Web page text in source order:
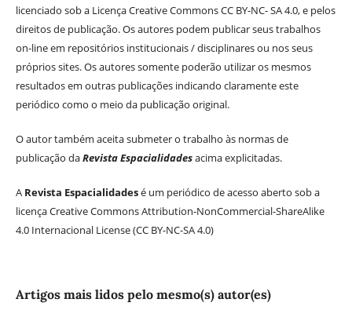
licenciado sob a Licença Creative Commons CC BY-NC- SA 4.0, e pelos
direitos de publicação. Os autores podem publicar seus trabalhos
on-line em repositórios institucionais / disciplinares ou nos seus
próprios sites. Os autores somente poderão utilizar os mesmos
resultados em outras publicações indicando claramente este
periódico como o meio da publicação original.
O autor também aceita submeter o trabalho às normas de
publicação daRevista Espacialidadesacima explicitadas.
A Revista Espacialidadesé um periódico de acesso aberto sob a
licença Creative Commons Attribution-NonCommercial-ShareAlike
4.0 Internacional License (CC BY-NC-SA 4.0)
Artigos mais lidos pelo mesmo(s) autor(es)